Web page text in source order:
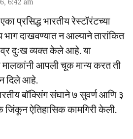
प्रसिद्ध भारतीय रेस्टॉरंटच्या
भाग दाखवण्यात न आल्याने तारांकित
दुःख व्यक्त केले आहे. या
मालकांनी आपली चूक मान्य करत ती
दिले आहे.
बॉक्सिंग संघाने ७ सुवर्ण आणि ३
ऐतिहासिक कामगिरी केली.